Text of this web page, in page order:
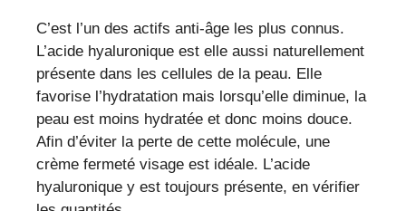
C’est l’un des actifs anti-âge les plus connus.
L’acide hyaluronique est elle aussi naturellement
présente dans les cellules de la peau. Elle
favorise l’hydratation mais lorsqu’elle diminue, la
peau est moins hydratée et donc moins douce.
Afin d’éviter la perte de cette molécule, une
crème fermeté visage est idéale. L’acide
hyaluronique y est toujours présente, en vérifier